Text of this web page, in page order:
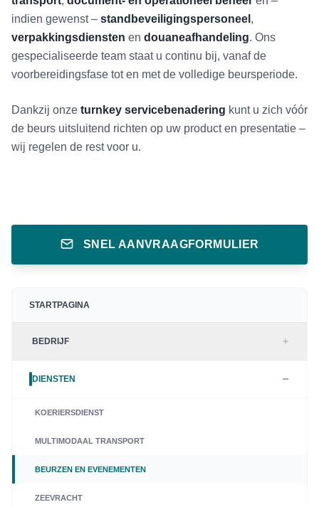
indien gewenst – standbeveiligingspersoneel ,
verpakkingsdiensten en douaneafhandeling. Ons
gespecialiseerde team staat u continu bij, vanaf de
voorbereidingsfase tot en met de volledige beursperiode.
Dankzij onze turnkey servicebenadering kunt u zich vóór
de beurs uitsluitend richten op uw product en presentatie –
wij regelen de rest voor u.
SNEL AANVRAAGFORMULIER
STARTPAGINA
BEDRIJF
DIENSTEN
KOERIERSDIENST
MULTIMODAAL TRANSPORT
BEURZEN EN EVENEMENTEN
ZEEVRACHT